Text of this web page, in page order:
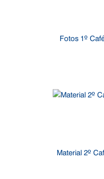
Fotos 1º
Material 2º